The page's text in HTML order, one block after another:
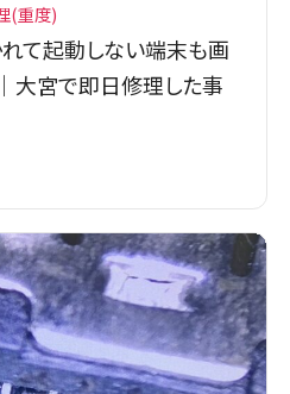
(重度)
れて起動しない端末も画
大宮で即日修理した事